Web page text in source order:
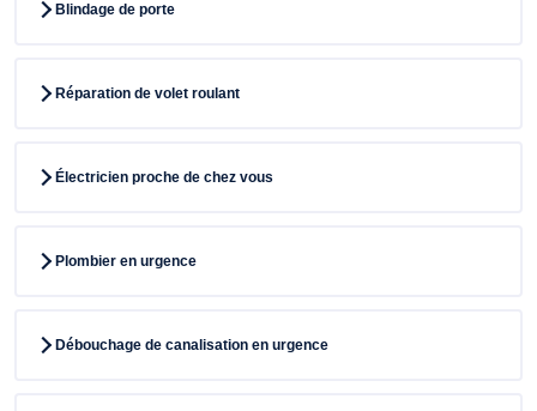
Blindage de porte
Réparation de volet roulant
Électricien proche de chez vous
Plombier en urgence
Débouchage de canalisation en urgence